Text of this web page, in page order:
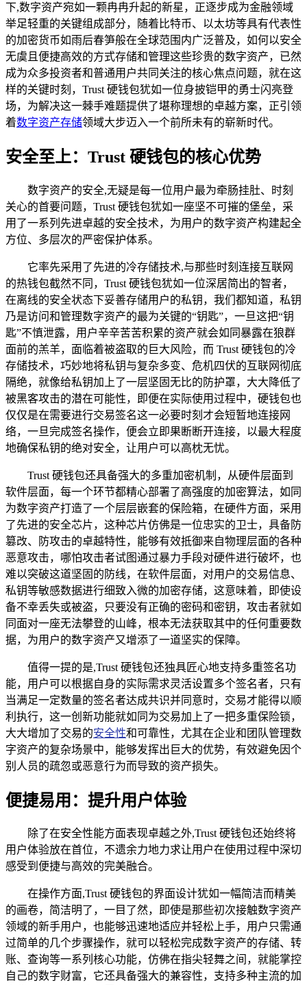
下,数字资产宛如一颗冉冉升起的新星，正逐步成为金融领域
举足轻重的关键组成部分，随着比特币、以太坊等具有代表性
的加密货币如雨后春笋般在全球范围内广泛普及，如何以安全
无虞且便捷高效的方式存储和管理这些珍贵的数字资产，已然
成为众多投资者和普通用户共同关注的核心焦点问题，就在这
样的关键时刻，Trust 硬钱包犹如一位身披铠甲的勇士闪亮登
场，为解决这一棘手难题提供了堪称理想的卓越方案，正引领
着数字资产存储领域大步迈入一个前所未有的崭新时代。
安全至上：Trust 硬钱包的核心优势
数字资产的安全,无疑是每一位用户最为牵肠挂肚、时刻
关心的首要问题，Trust 硬钱包犹如一座坚不可摧的堡垒，采
用了一系列先进卓越的安全技术，为用户的数字资产构建起全
方位、多层次的严密保护体系。
它率先采用了先进的冷存储技术,与那些时刻连接互联网
的热钱包截然不同，Trust 硬钱包犹如一位深居简出的智者，
在离线的安全状态下妥善存储用户的私钥，我们都知道，私钥
乃是访问和管理数字资产的最为关键的“钥匙”，一旦这把“钥
匙”不慎泄露，用户辛辛苦苦积累的资产就会如同暴露在狼群
面前的羔羊，面临着被盗取的巨大风险，而 Trust 硬钱包的冷
存储技术，巧妙地将私钥与复杂多变、危机四伏的互联网彻底
隔绝，就像给私钥加上了一层坚固无比的防护罩，大大降低了
被黑客攻击的潜在可能性，即便在实际使用过程中，硬钱包也
仅仅是在需要进行交易签名这一必要时刻才会短暂地连接网
络，一旦完成签名操作，便会立即果断断开连接，以最大程度
地确保私钥的绝对安全，让用户可以高枕无忧。
Trust 硬钱包还具备强大的多重加密机制，从硬件层面到
软件层面，每一个环节都精心部署了高强度的加密算法，如同
为数字资产打造了一个层层嵌套的保险箱，在硬件方面，采用
了先进的安全芯片，这种芯片仿佛是一位忠实的卫士，具备防
篡改、防攻击的卓越特性，能够有效抵御来自物理层面的各种
恶意攻击，哪怕攻击者试图通过暴力手段对硬件进行破坏，也
难以突破这道坚固的防线，在软件层面，对用户的交易信息、
私钥等敏感数据进行细致入微的加密存储，这意味着，即使设
备不幸丢失或被盗，只要没有正确的密码和密钥，攻击者就如
同面对一座无法攀登的山峰，根本无法获取其中的任何重要数
据，为用户的数字资产又增添了一道坚实的保障。
值得一提的是,Trust 硬钱包还独具匠心地支持多重签名功
能，用户可以根据自身的实际需求灵活设置多个签名者，只有
当满足一定数量的签名者达成共识并同意时，交易才能得以顺
利执行，这一创新功能就如同为交易加上了一把多重保险锁，
大大增加了交易的安全性和可靠性，尤其在企业和团队管理数
字资产的复杂场景中，能够发挥出巨大的优势，有效避免因个
别人员的疏忽或恶意行为而导致的资产损失。
便捷易用：提升用户体验
除了在安全性能方面表现卓越之外,Trust 硬钱包还始终将
用户体验放在首位，不遗余力地力求让用户在使用过程中深切
感受到便捷与高效的完美融合。
在操作方面,Trust 硬钱包的界面设计犹如一幅简洁而精美
的画卷，简洁明了，一目了然，即使是那些初次接触数字资产
领域的新手用户，也能够迅速地适应并轻松上手，用户只需通
过简单的几个步骤操作，就可以轻松完成数字资产的存储、转
账、查询等一系列核心功能，仿佛在指尖轻舞之间，就能掌控
自己的数字财富，它还具备强大的兼容性，支持多种主流的加